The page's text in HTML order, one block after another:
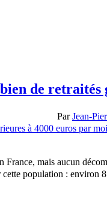
de retraités
ParJean-
France, mais aucun
cette population : environ